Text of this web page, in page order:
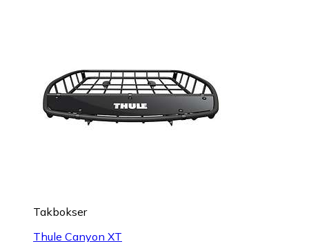
Takbokser
Thule Canyon XT